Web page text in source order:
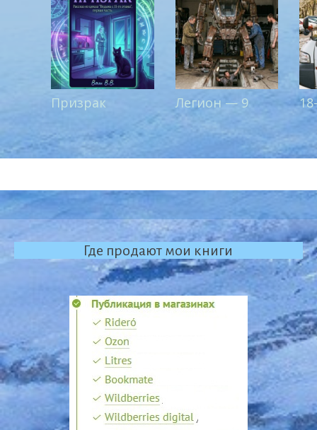
Призрак Легион — 9
Где продают мои книги